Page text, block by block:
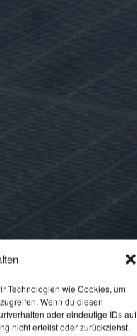
Technologien wie Cookies, um
Wenn du diesen
oder eindeutige IDs auf
nicht erteilst oder zurückziehst,